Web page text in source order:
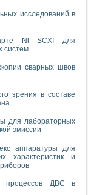
исследований в
Nl SCXI для
систем
сварных швов
зрения в составе
для лабораторных
эмиссии
аппаратуры для
характеристик и
процессов ДВС в